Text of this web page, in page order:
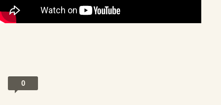
0